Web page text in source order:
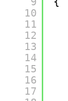
10
11
12
13
14
15
16
17